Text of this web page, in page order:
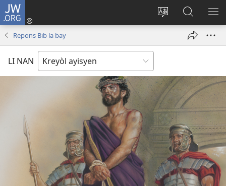
JW.ORG
Chanje
Konekte
(opens
Fè
rechèch
sou
Repons Bib la bay
LI NAN